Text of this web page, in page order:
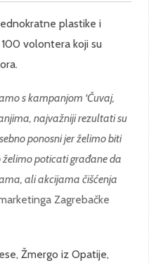
plastike i
volontera koji su
s kampanjom ‘Čuvaj,
najvažniji rezultati su
ponosni jer želimo biti
želimo poticati građane da
ali akcijama čišćenja
Zagrebačke
Žmergo iz Opatije,